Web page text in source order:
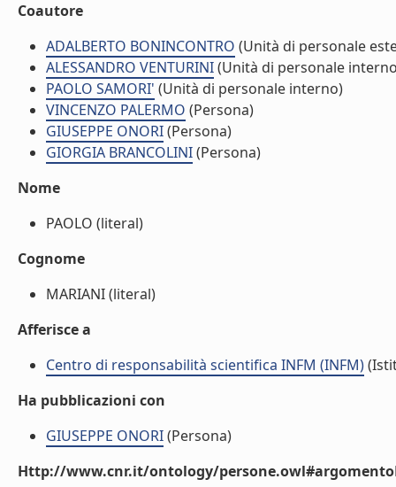
Coautore
ADALBERTO BONINCONTRO (Unità di personale
ALESSANDRO VENTURINI(Unità di personale
PAOLO SAMORI' (Unità di personale interno)
VINCENZO PALERMO (Persona)
GIUSEPPE ONORI(Persona)
GIORGIA BRANCOLINI(Persona)
Nome
PAOLO (literal)
Cognome
MARIANI (literal)
Afferisce a
Centro di responsabilità scientifica INFM (INFM)
Ha pubblicazioni con
GIUSEPPE ONORI(Persona)
Http://www.cnr.it/ontology/